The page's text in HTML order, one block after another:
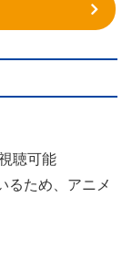
聴可能
るため、アニメ